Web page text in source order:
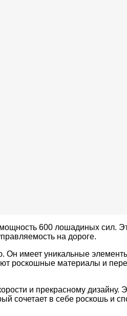
600 лошадиных сил.
на дороге.
Он имеет уникальные
роскошные материалы и
и прекрасному дизайну.
в себе роскошь и